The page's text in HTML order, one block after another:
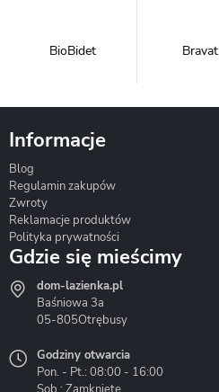
BioBidet Bravat
Hydrostop
Informacje
Blog
Regulamin zakupów
Zwroty
Reklamacje produktów
Polityka prywatności
Gdzie się mieścimy
dom-lazienka.pl
Baśniowa 3a
05-805Otrębusy
Godziny otwarcia
Pon. - Pt.: 08:00 - 16:00